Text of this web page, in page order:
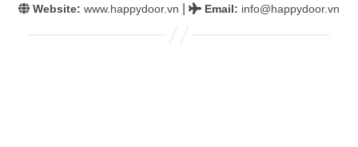
Website: www.happydoor.vn Email: info@happydoor.vn